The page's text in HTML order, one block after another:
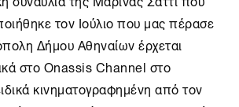
τον Ιούλιο που μας πέρασε
Δήμου Αθηναίων έρχεται
στοOnassis Channel στο
κινηματογραφημένη από τον